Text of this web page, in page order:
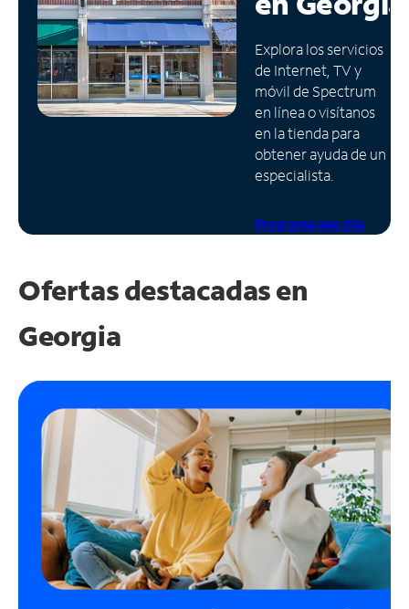
Administrar
cuenta
Encuentra
una
tienda
Explora los servicios
de Internet, TV y
móvil de Spectrum
en línea o visítanos
en la tienda para
obtener ayuda de un
especialista.
Programa una cita
Ofertas destacadas en
Georgia